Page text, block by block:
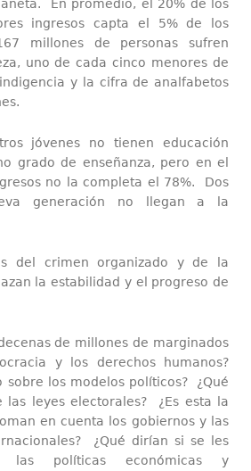
En promedio, el 20% de los
ingresos capta el 5% de los
millones de personas sufren
uno de cada cinco menores de
y la cifra de analfabetos
jóvenes no tienen educación
grado de enseñanza, pero en el
no la completa el 78%. Dos
generación no llegan a la
del crimen organizado y de la
la estabilidad y el progreso de
de millones de marginados
y los derechos humanos?
sobre los modelos políticos? ¿Qué
las leyes electorales? ¿Es esta la
en cuenta los gobiernos y las
¿Qué dirían si se les
las políticas económicas y